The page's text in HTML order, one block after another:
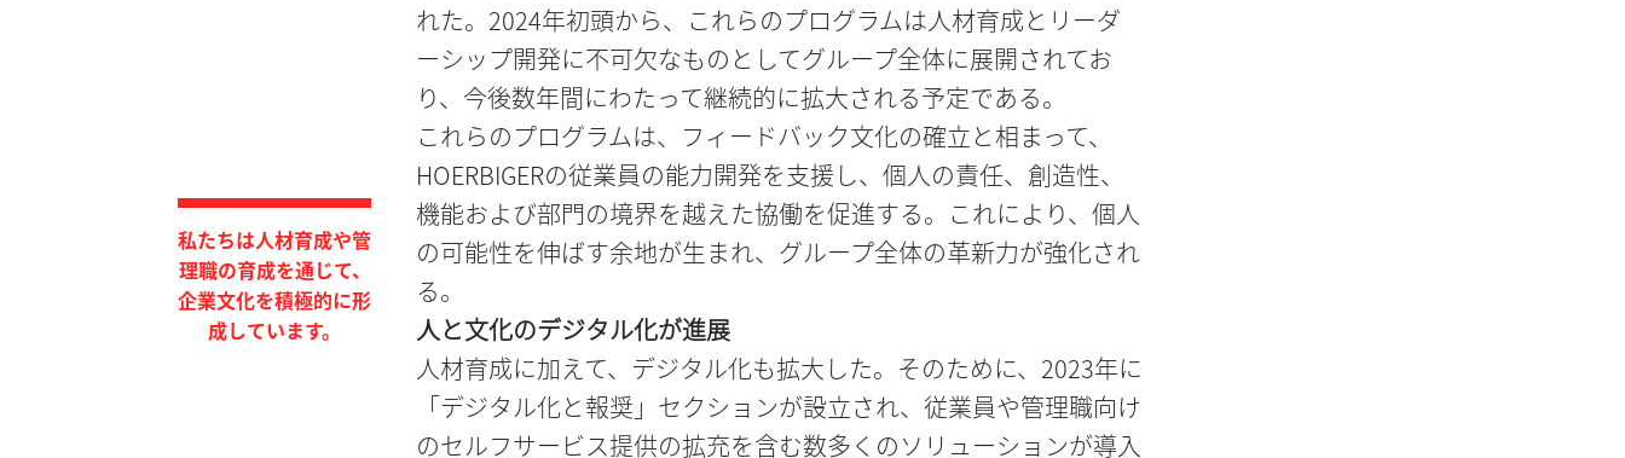
私たちは人材育成や管
理職の育成を通じて、
企業文化を積極的に形
成しています。
れた。2024年初頭から、これらのプログラムは人材育成とリーダ
ーシップ開発に不可欠なものとしてグループ全体に展開されてお
り、今後数年間にわたって継続的に拡大される予定である。
これらのプログラムは、フィードバック文化の確立と相まって、
HOERBIGERの従業員の能力開発を支援し、個人の責任、創造性、
機能および部門の境界を越えた協働を促進する。これにより、個人
の可能性を伸ばす余地が生まれ、グループ全体の革新力が強化され
る。
人と文化のデジタル化が進展
人材育成に加えて、デジタル化も拡大した。そのために、2023年に
「デジタル化と報奨」セクションが設立され、従業員や管理職向け
のセルフサービス提供の拡充を含む数多くのソリューションが導入